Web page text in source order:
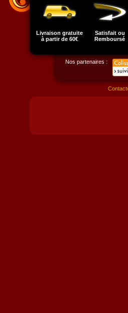
Livraison gratuite
à partir de 60€
Satisfait ou
Remboursé
Nos partenaires :